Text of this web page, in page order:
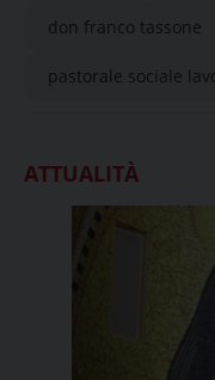
don franco tassone
pastorale sociale
ATTUALITÀ